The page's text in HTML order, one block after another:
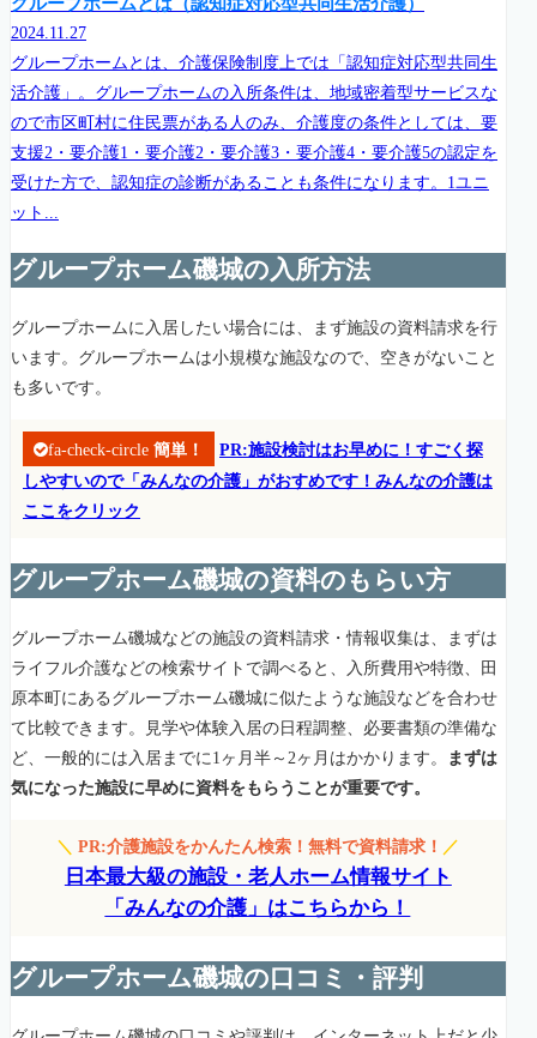
2024.11.27
グループホームとは、介護保険制度上では「認知症対応型共同生
活介護」。グループホームの入所条件は、地域密着型サービスな
ので市区町村に住民票がある人のみ、介護度の条件としては、要
支援2・要介護1・要介護2・要介護3・要介護4・要介護5の認定を
受けた方で、認知症の診断があることも条件になります。1ユニ
ット...
グループホーム磯城の入所方法
グループホームに入居したい場合には、まず施設の資料請求を行
います。グループホームは小規模な施設なので、空きがないこと
も多いです。
fa-check-circle 簡単！
PR:施設検討はお早めに！すごく探
しやすいので「みんなの介護」がおすめです！みんなの介護は
ここをクリック
グループホーム磯城の資料のもらい方
グループホーム磯城などの施設の資料請求・情報収集は、まずは
ライフル介護などの検索サイトで調べると、入所費用や特徴、田
原本町にあるグループホーム磯城に似たような施設などを合わせ
て比較できます。見学や体験入居の日程調整、必要書類の準備な
ど、一般的には入居までに1ヶ月半～2ヶ月はかかります。
まずは
気になった施設に早めに資料をもらうことが重要です。
＼PR:介護施設をかんたん検索！無料で資料請求！ ／
日本最大級の施設・老人ホーム情報サイト
「みんなの介護」はこちらから！
グループホーム磯城の口コミ・評判